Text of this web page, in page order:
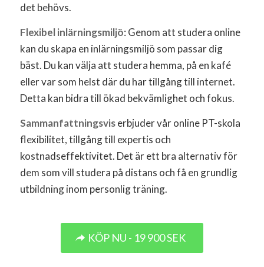
det behövs.
Flexibel inlärningsmiljö: Genom att studera online
kan du skapa en inlärningsmiljö som passar dig
bäst. Du kan välja att studera hemma, på en kafé
eller var som helst där du har tillgång till internet.
Detta kan bidra till ökad bekvämlighet och fokus.
Sammanfattningsviserbjuder vår online PT-skola
flexibilitet, tillgång till expertis och
kostnadseffektivitet. Det är ett bra alternativ för
dem som vill studera på distans och få en grundlig
utbildning inom personlig träning.
KÖP NU - 19 900 SEK